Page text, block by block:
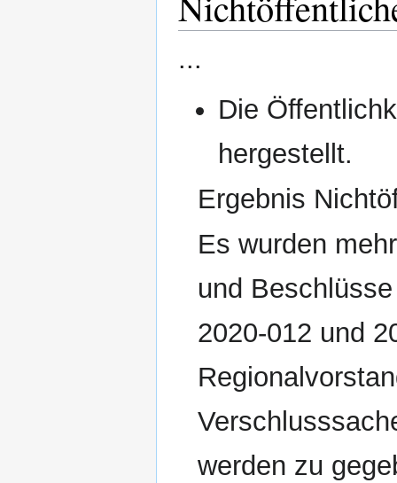
...
Die
hergestellt.
Ergebnis
Es wurden
und
2020-012 und
werden zu